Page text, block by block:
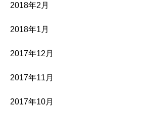
2018年2月
2018年1月
2017年12月
2017年11月
2017年10月